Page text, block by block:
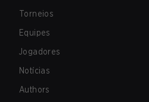
Torneios
Equipes
Jogadores
Notícias
Authors